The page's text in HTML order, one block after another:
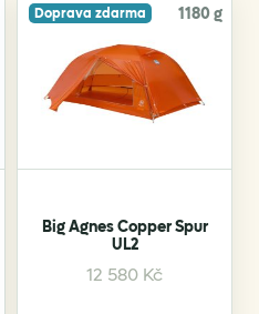
variants.
The
options
may
be
on
product
page
Doprava zdarma 1180 g
Big Agnes Copper Spur
UL2
12 580 Kč
This